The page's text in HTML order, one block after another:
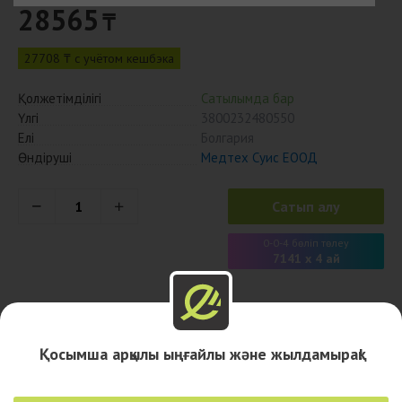
28565 ₸
27708 ₸ с учётом кешбэка
Қолжетімділігі
Сатылымда бар
Үлгі
Елі
Өндіруші
Медтех Суис ЕООД
Сатып алу
0-0-4 бөліп төлеу
7141 x 4 ай
Қосымша арқылы ыңғайлы және жылдамырақ!